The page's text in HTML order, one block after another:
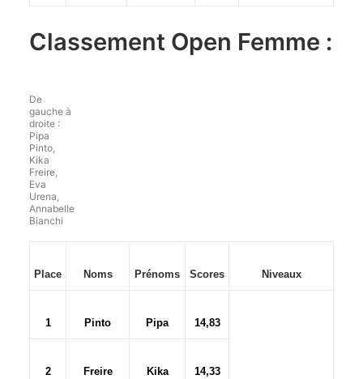
Classement Open Femme :
De
gauche à
droite :
Pipa
Pinto,
Kika
Freire,
Eva
Urena,
Annabelle
Bianchi
Place Noms Prénoms Scores Niveaux
1 Pinto Pipa 14,83
2 Freire Kika 14,33